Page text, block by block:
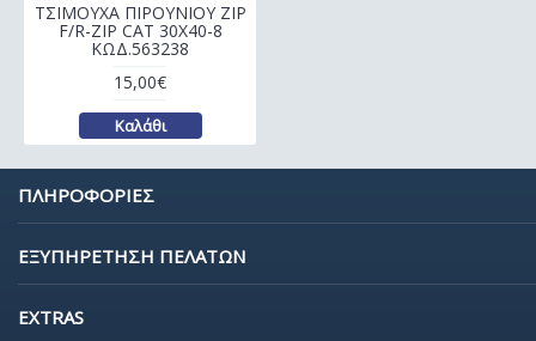
ΤΣΙΜΟΥΧΑ ΠΙΡΟΥΝΙΟΥ ZIP
F/R-ZIP CAT 30X40-8
ΚΩΔ.563238
15,00€
Καλάθι
ΠΛΗΡΟΦΟΡΙΕΣ
ΕΞΥΠΗΡΕΤΗΣΗ ΠΕΛΑΤΩΝ
EXTRAS